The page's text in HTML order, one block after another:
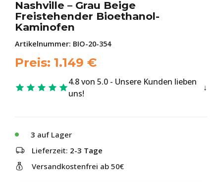
Nashville – Grau Beige
Freistehender Bioethanol-
Kaminofen
Artikelnummer: BIO-20-354
Preis: 1.149 €
4.8 von 5.0 - Unsere Kunden lieben
uns!
3 auf Lager
Lieferzeit: 2-3 Tage
Versandkostenfrei ab 50€